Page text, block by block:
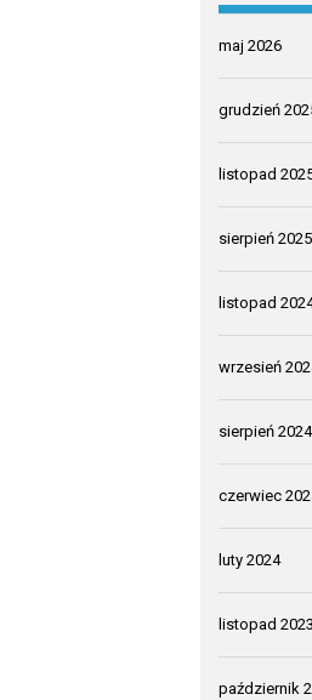
maj 2026
grudzień
listopad
sierpień 2025
listopad
wrzesień
sierpień 2024
czerwiec
luty 2024
listopad 2023
październik